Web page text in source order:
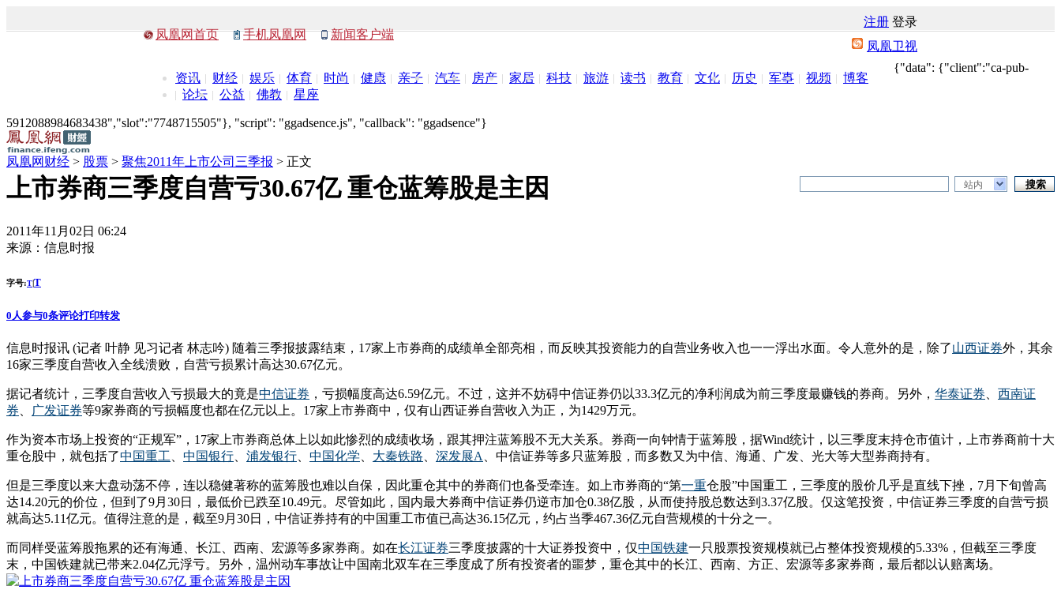
凤凰网首页 手机凤凰网 新闻客户端
注册 登录
凤凰卫视
资讯 财经 娱乐 体育 时尚 健康 亲子 汽车 房产 家居 科技 旅游 读书 教育 文化 历史 军事 视频
博客
论坛
公益 佛教 星座
{"data": {"client":"ca-pub-
5912088984683438","slot":"7748715505"}, "script": "ggadsence.js", "callback": "ggadsence"}
凤凰网财经 > 股票 > 聚焦2011年上市公司三季报 > 正文
站内
上市券商三季度自营亏30.67亿 重仓蓝筹股是主因
2011年11月02日 06:24
来源： 信息时报
字号:T|T
0 人参与0条评论打印转发
信息时报讯 (记者 叶静 见习记者 林志吟) 随着三季报披露结束，17家上市券商的成绩单全部亮相，而反映其投资能力的自营业务收入也一一浮出水面。令人意外的是，除了山西证券外，其余
16家三季度自营收入全线溃败，自营亏损累计高达30.67亿元。
据记者统计，三季度自营收入亏损最大的竟是中信证券 ，亏损幅度高达6.59亿元。不过，这并不妨碍中信证券仍以33.3亿元的净利润成为前三季度最赚钱的券商。另外， 华泰证券
西南证
券
广发证券等9家券商的亏损幅度也都在亿元以上。17家上市券商中，仅有山西证券自营收入为正，为1429万元。
作为资本市场上投资的“正规军”，17家上市券商总体上以如此惨烈的成绩收场，跟其押注蓝筹股不无大关系。券商一向钟情于蓝筹股，据Wind统计，以三季度末持仓市值计，上市券商前十大
重仓股中，就包括了中国重工 中国银行 浦发银行 中国化学 大秦铁路 深发展A 、中信证券等多只蓝筹股，而多数又为中信、海通、广发、光大等大型券商持有。
但是三季度以来大盘动荡不停，连以稳健著称的蓝筹股也难以自保，因此重仓其中的券商们也备受牵连。如上市券商的“第一重仓股”中国重工，三季度的股价几乎是直线下挫，7月下旬曾高
达14.20元的价位，但到了9月30日，最低价已跌至10.49元。尽管如此，国内最大券商中信证券仍逆市加仓0.38亿股，从而使持股总数达到3.37亿股。仅这笔投资，中信证券三季度的自营亏损
就高达5.11亿元。值得注意的是，截至9月30日，中信证券持有的中国重工市值已高达36.15亿元，约占当季467.36亿元自营规模的十分之一。
而同样受蓝筹股拖累的还有海通、长江、西南、宏源等多家券商。如在长江证券三季度披露的十大证券投资中，仅中国铁建一只股票投资规模就已占整体投资规模的5.33%，但截至三季度
末，中国铁建就已带来2.04亿元浮亏。另外，温州动车事故让中国南北双车在三季度成了所有投资者的噩梦，重仓其中的长江、西南、方正、宏源等多家券商，最后都以认赔离场。